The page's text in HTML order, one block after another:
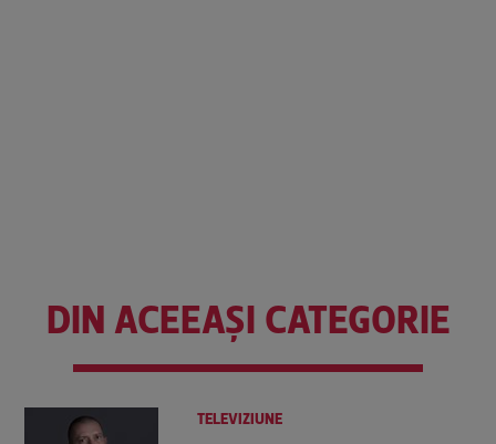
DIN ACEEAȘI CATEGORIE
TELEVIZIUNE